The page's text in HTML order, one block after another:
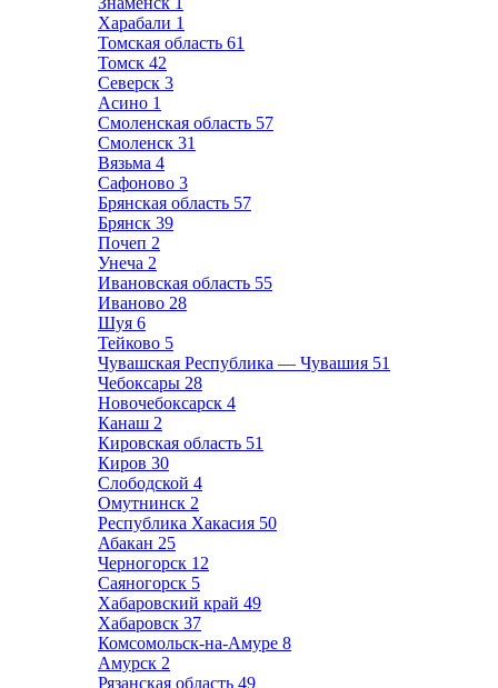
Харабали 1
Томская область 61
Томск 42
Северск 3
Асино 1
Смоленская область 57
Смоленск 31
Вязьма 4
Сафоново 3
Брянская область 57
Брянск 39
Почеп 2
Унеча 2
Ивановская область 55
Иваново 28
Шуя 6
Тейково 5
Чувашская Республика — Чувашия 51
Чебоксары 28
Новочебоксарск 4
Канаш 2
Кировская область 51
Киров 30
Слободской 4
Омутнинск 2
Республика Хакасия 50
Абакан 25
Черногорск 12
Саяногорск 5
Хабаровский край 49
Хабаровск 37
Комсомольск-на-Амуре 8
Амурск 2
Рязанская область 49